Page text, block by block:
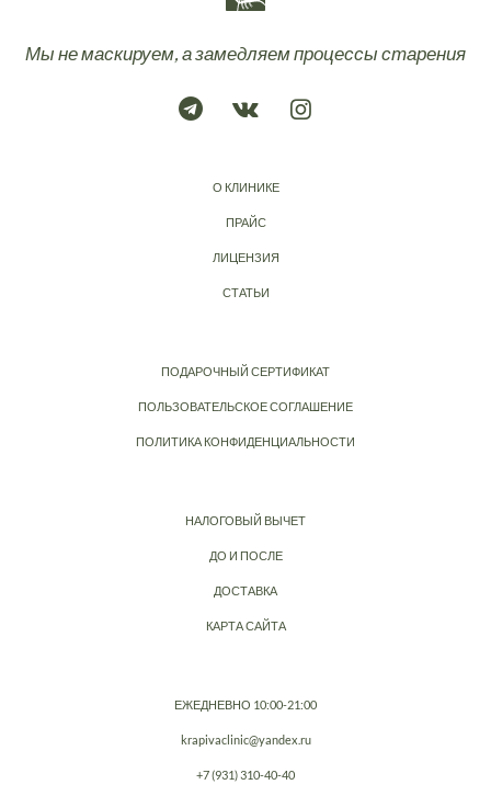
Мы не маскируем, а замедляем процессы старения
О КЛИНИКЕ
ПРАЙС
ЛИЦЕНЗИЯ
СТАТЬИ
ПОДАРОЧНЫЙ СЕРТИФИКАТ
ПОЛЬЗОВАТЕЛЬСКОЕ СОГЛАШЕНИЕ
ПОЛИТИКА КОНФИДЕНЦИАЛЬНОСТИ
НАЛОГОВЫЙ ВЫЧЕТ
ДО И ПОСЛЕ
ДОСТАВКА
КАРТА САЙТА
ЕЖЕДНЕВНО 10:00-21:00
krapivaclinic@yandex.ru
+7 (931) 310-40-40